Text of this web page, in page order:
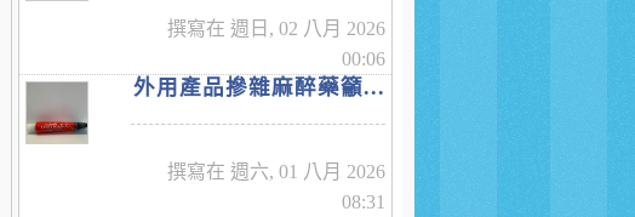
撰寫在 週日, 02 八月 2026
00:06
外用產品摻雜麻醉藥籲...
撰寫在 週六, 01 八月 2026
08:31